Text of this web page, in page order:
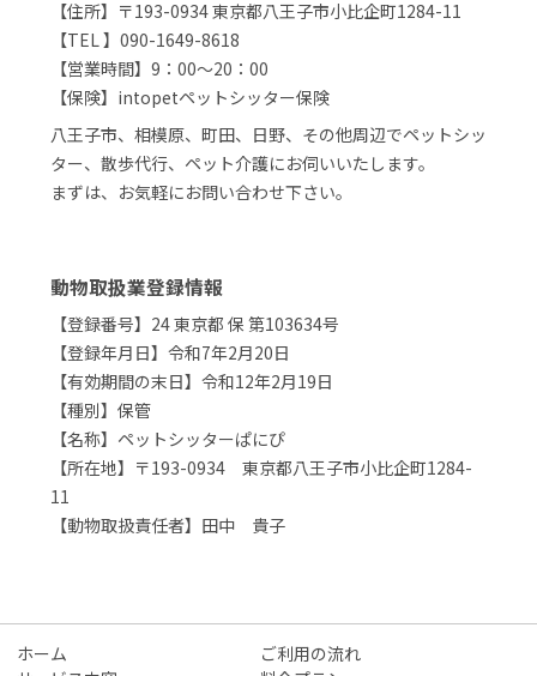
【住所】〒193-0934 東京都八王子市小比企町1284-11
【TEL 】090-1649-8618
【営業時間】9：00～20：00
【保険】intopetペットシッター保険
八王子市、相模原、町田、日野、その他周辺でペットシッ
ター、散歩代行、ペット介護にお伺いいたします。
まずは、お気軽にお問い合わせ下さい。
動物取扱業登録情報
【登録番号】24 東京都 保 第103634号
【登録年月日】令和7年2月20日
【有効期間の末日】令和12年2月19日
【種別】保管
【名称】ペットシッターぱにぴ
【所在地】〒193-0934 東京都八王子市小比企町1284-
11
【動物取扱責任者】田中 貴子
ホーム
ご利用の流れ